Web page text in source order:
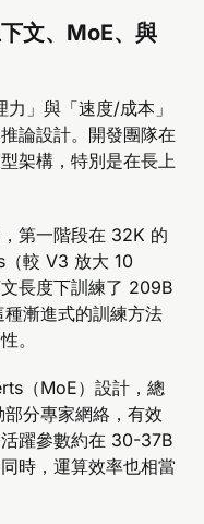
文、MoE、與
」與「速度/成本」
論設計。開發團隊在
架構，特別是在長上
第一階段在 32K 的
較 V3 放大 10
長度下訓練了 209B
漸進式的訓練方法
。
（MoE）設計，總
分專家網絡，有效
躍參數約在 30-37B
時，運算效率也相當